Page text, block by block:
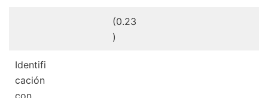
(0.23
)
Identifi
cación
con